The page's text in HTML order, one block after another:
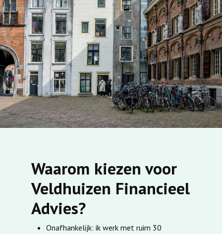
Waarom kiezen voor
Veldhuizen Financieel
Advies?
Onafhankelijk: ik werk met ruim 30